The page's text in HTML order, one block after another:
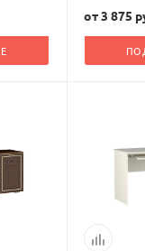
от3 875